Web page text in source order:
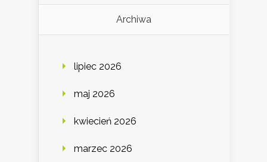
Archiwa
lipiec 2026
maj 2026
kwiecień 2026
marzec 2026